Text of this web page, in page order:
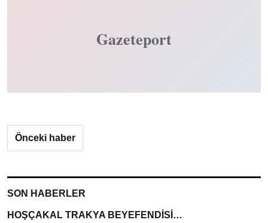
Gazeteport
Önceki haber
SON HABERLER
HOŞÇAKAL TRAKYA BEYEFENDİSİ…